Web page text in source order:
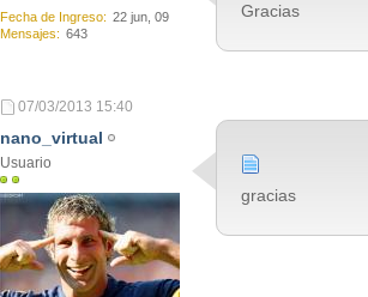
Fecha de Ingreso
22 jun, 09
Mensajes
643
Gracias
07/03/2013 15:40
nano_virtual
Usuario
gracias